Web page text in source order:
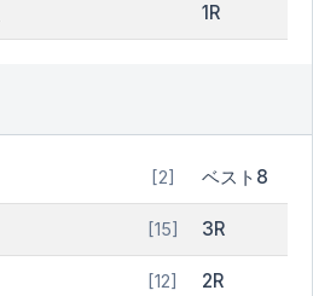
1R
[2] ベスト8
[15] 3R
[12] 2R